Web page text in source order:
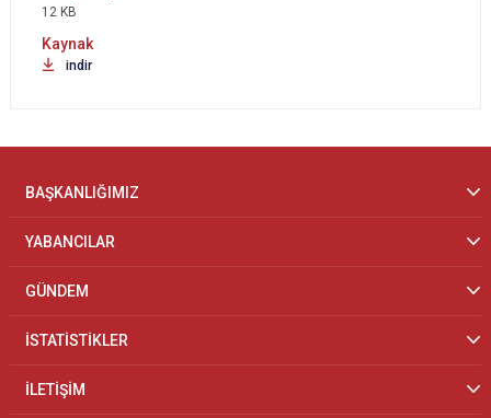
12 KB
indir
BAŞKANLIĞIMIZ
YABANCILAR
GÜNDEM
İSTATİSTİKLER
İLETİŞİM